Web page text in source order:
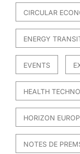
CIRCULAR
ENERGY
EVENTS
HEALTH
HORIZON
NOTES DE